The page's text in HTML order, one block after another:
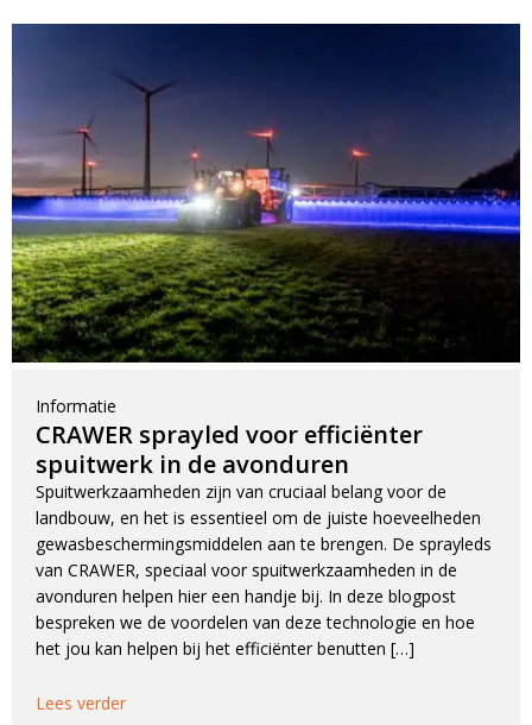
LED voordeelpakketten
Over ons
Ervaringen
Gratis lichtplan
Klantenservice
info@ledhandel24.nl
+31611204496
Informatie
CRAWER sprayled voor efficiënter
spuitwerk in de avonduren
Spuitwerkzaamheden zijn van cruciaal belang voor de
landbouw, en het is essentieel om de juiste hoeveelheden
gewasbeschermingsmiddelen aan te brengen. De sprayleds
van CRAWER, speciaal voor spuitwerkzaamheden in de
avonduren helpen hier een handje bij. In deze blogpost
bespreken we de voordelen van deze technologie en hoe
het jou kan helpen bij het efficiënter benutten […]
Lees verder